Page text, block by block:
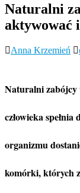
Naturalni
aktywować
Anna Krzemień
Naturalni zabójcy
człowieka
organizmu
komórki, których